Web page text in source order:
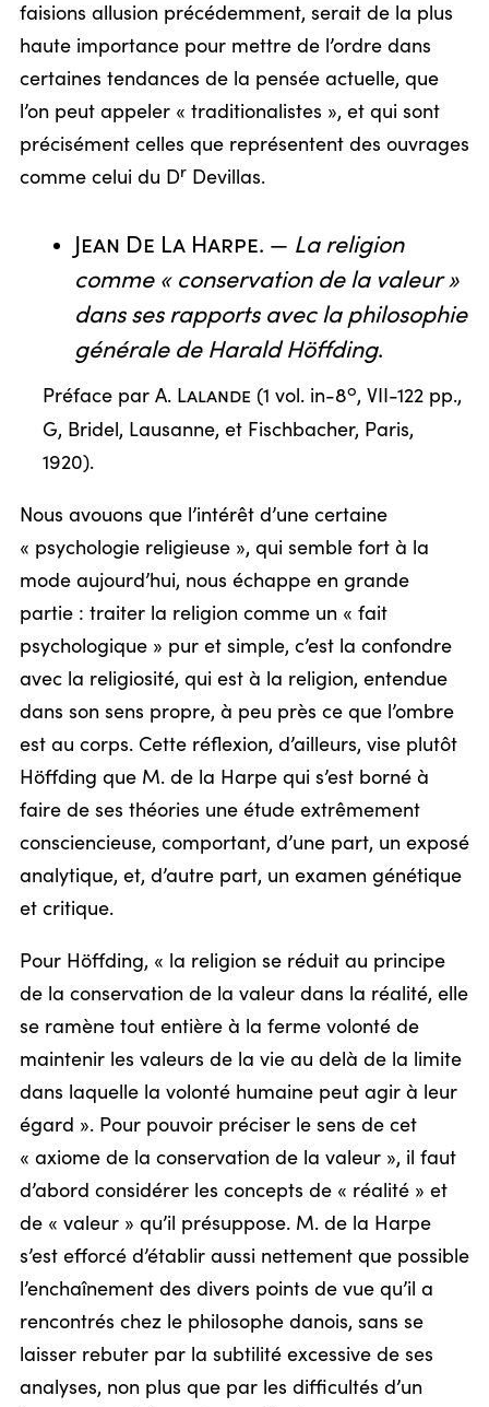
faisions allusion précédemment, serait de la plus
haute importance pour mettre de l’ordre dans
certaines tendances de la pensée actuelle, que
l’on peut appeler « traditionalistes », et qui sont
précisément celles que représentent des ouvrages
comme celui du Dr Devillas.
Jean De La Harpe. — La religion
comme « conservation de la valeur »
dans ses rapports avec la philosophie
générale de Harald Höffding.
Préface par A. Lalande(1 vol. in-8o, VII-122 pp.,
G, Bridel, Lausanne, et Fischbacher, Paris,
1920).
Nous avouons que l’intérêt d’une certaine
« psychologie religieuse », qui semble fort à la
mode aujourd’hui, nous échappe en grande
partie : traiter la religion comme un « fait
psychologique » pur et simple, c’est la confondre
avec la religiosité, qui est à la religion, entendue
dans son sens propre, à peu près ce que l’ombre
est au corps. Cette réflexion, d’ailleurs, vise plutôt
Höffding que M. de la Harpe qui s’est borné à
faire de ses théories une étude extrêmement
consciencieuse, comportant, d’une part, un exposé
analytique, et, d’autre part, un examen génétique
et critique.
Pour Höffding, « la religion se réduit au principe
de la conservation de la valeur dans la réalité, elle
se ramène tout entière à la ferme volonté de
maintenir les valeurs de la vie au delà de la limite
dans laquelle la volonté humaine peut agir à leur
égard ». Pour pouvoir préciser le sens de cet
« axiome de la conservation de la valeur », il faut
d’abord considérer les concepts de « réalité » et
de « valeur » qu’il présuppose. M. de la Harpe
s’est efforcé d’établir aussi nettement que possible
l’enchaînement des divers points de vue qu’il a
rencontrés chez le philosophe danois, sans se
laisser rebuter par la subtilité excessive de ses
analyses, non plus que par les difficultés d’un